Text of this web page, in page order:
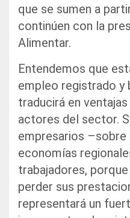
que se sumen a
continúen con la
Alimentar.
Entendemos que
empleo registrado y
traducirá en
actores del sector.
empresarios
economías
trabajadores,
perder sus
representará un